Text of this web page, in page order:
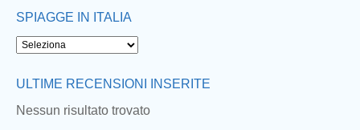
SPIAGGE IN ITALIA
ULTIME RECENSIONI INSERITE
Nessun risultato trovato